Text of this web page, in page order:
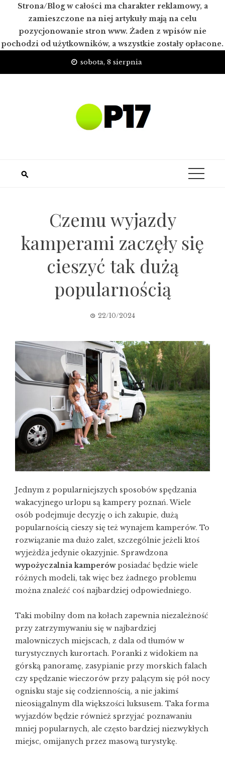
Strona/Blog w całości ma charakter reklamowy, a
zamieszczone na niej artykuły mają na celu
pozycjonowanie stron www. Żaden z wpisów nie
pochodzi od użytkowników, a wszystkie zostały opłacone.
sobota, 8 sierpnia
Czemu wyjazdy
kamperami zaczęły się
cieszyć tak dużą
popularnością
22/10/2024
Jednym z popularniejszych sposobów spędzania
wakacyjnego urlopu są kampery poznań. Wiele
osób podejmuje decyzję o ich zakupie, dużą
popularnością cieszy się też wynajem kamperów. To
rozwiązanie ma dużo zalet, szczególnie jeżeli ktoś
wyjeżdża jedynie okazyjnie. Sprawdzona
wypożyczalnia kamperówposiadać będzie wiele
różnych modeli, tak więc bez żadnego problemu
można znaleźć coś najbardziej odpowiedniego.
Taki mobilny dom na kołach zapewnia niezależność
przy zatrzymywaniu się w najbardziej
malowniczych miejscach, z dala od tłumów w
turystycznych kurortach. Poranki z widokiem na
górską panoramę, zasypianie przy morskich falach
czy spędzanie wieczorów przy palącym się pół nocy
ognisku staje się codziennością, a nie jakimś
nieosiągalnym dla większości luksusem. Taka forma
wyjazdów będzie również sprzyjać poznawaniu
mniej popularnych, ale często bardziej niezwykłych
miejsc, omijanych przez masową turystykę.